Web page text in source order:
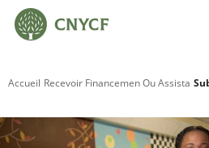
Accueil Recevoir Financemen Ou Assista